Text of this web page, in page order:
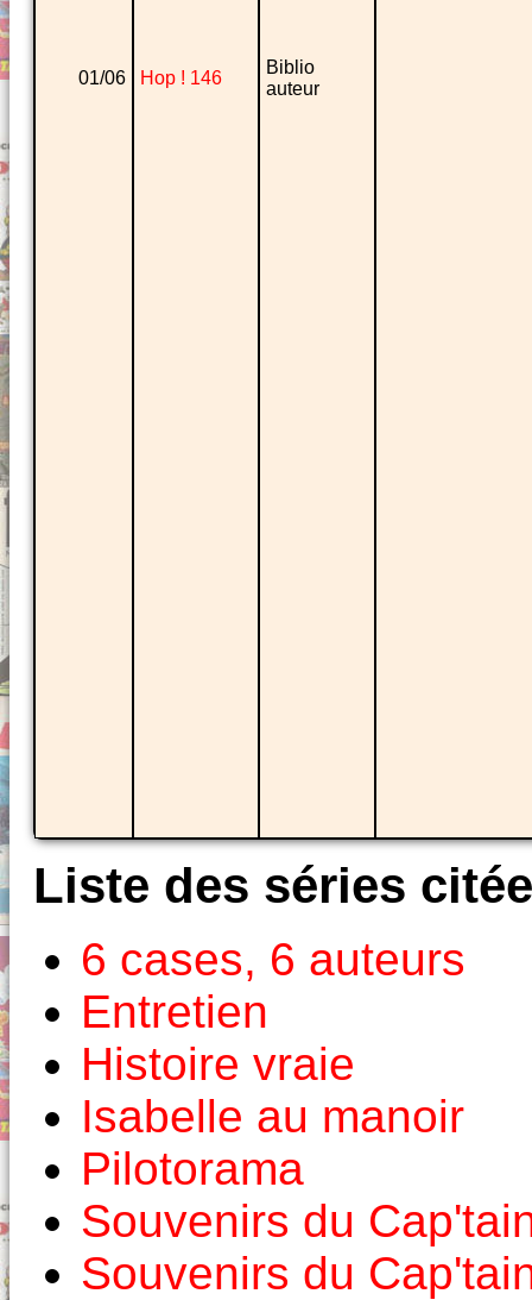
01/06 Hop ! 146
Biblio
auteur
Liste des séries
6 cases, 6 auteurs
Entretien
Histoire vraie
Isabelle au manoir
Pilotorama
Souvenirs du
Souvenirs du